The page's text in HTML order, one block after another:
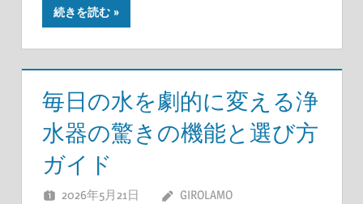
続きを読む
毎日の水を劇的に変える浄
水器の驚きの機能と選び方
ガイド
2026年5月21日 GIROLAMO